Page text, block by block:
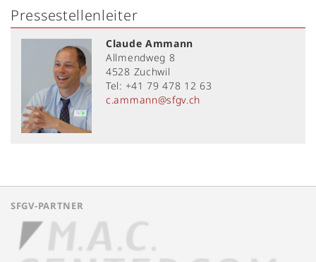
Pressestellenleiter
Claude Ammann
Allmendweg 8
4528 Zuchwil
Tel: +41 79 478 12 63
c.ammann@sfgv.ch
SFGV-PARTNER